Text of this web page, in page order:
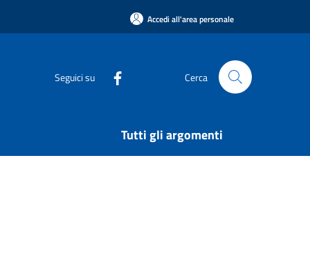
Accedi all'area personale
Seguici su Cerca
Tutti gli argomenti